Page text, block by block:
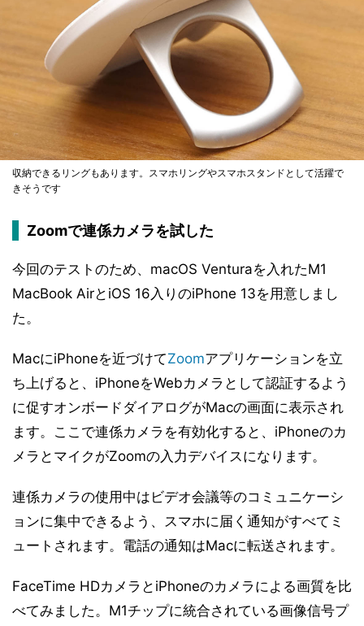
収納できるリングもあります。スマホリングやスマホスタンドとして活躍で
きそうです
Zoomで連係カメラを試した
今回のテストのため、macOS Venturaを入れたM1
MacBook AirとiOS 16入りのiPhone 13を用意しまし
た。
MacにiPhoneを近づけてZoomアプリケーションを立
ち上げると、iPhoneをWebカメラとして認証するよう
に促すオンボードダイアログがMacの画面に表示され
ます。ここで連係カメラを有効化すると、iPhoneのカ
メラとマイクがZoomの入力デバイスになります。
連係カメラの使用中はビデオ会議等のコミュニケーシ
ョンに集中できるよう、スマホに届く通知がすべてミ
ュートされます。電話の通知はMacに転送されます。
FaceTime HDカメラとiPhoneのカメラによる画質を比
べてみました。M1チップに統合されている画像信号プ